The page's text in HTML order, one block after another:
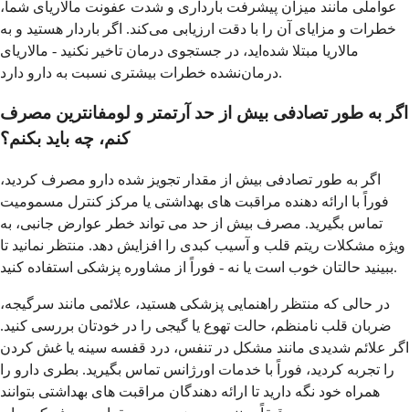
عواملی مانند میزان پیشرفت بارداری و شدت عفونت مالاریای شما،
خطرات و مزایای آن را با دقت ارزیابی می‌کند. اگر باردار هستید و به
مالاریا مبتلا شده‌اید، در جستجوی درمان تاخیر نکنید - مالاریای
درمان‌نشده خطرات بیشتری نسبت به دارو دارد.
اگر به طور تصادفی بیش از حد آرتمتر و لومفانترین مصرف
کنم، چه باید بکنم؟
اگر به طور تصادفی بیش از مقدار تجویز شده دارو مصرف کردید،
فوراً با ارائه دهنده مراقبت های بهداشتی یا مرکز کنترل مسمومیت
تماس بگیرید. مصرف بیش از حد می تواند خطر عوارض جانبی، به
ویژه مشکلات ریتم قلب و آسیب کبدی را افزایش دهد. منتظر نمانید تا
ببینید حالتان خوب است یا نه - فوراً از مشاوره پزشکی استفاده کنید.
در حالی که منتظر راهنمایی پزشکی هستید، علائمی مانند سرگیجه،
ضربان قلب نامنظم، حالت تهوع یا گیجی را در خودتان بررسی کنید.
اگر علائم شدیدی مانند مشکل در تنفس، درد قفسه سینه یا غش کردن
را تجربه کردید، فوراً با خدمات اورژانس تماس بگیرید. بطری دارو را
همراه خود نگه دارید تا ارائه دهندگان مراقبت های بهداشتی بتوانند